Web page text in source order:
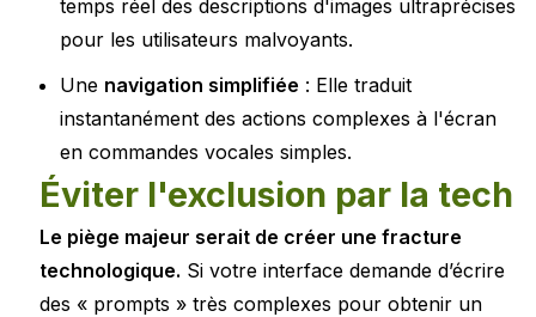
temps réel des descriptions d'images ultraprécises
pour les utilisateurs malvoyants.
Une navigation simplifiée : Elle traduit
instantanément des actions complexes à l'écran
en commandes vocales simples.
Éviter l'exclusion par la tech
Le piège majeur serait de créer une fracture
technologique. Si votre interface demande d’écrire
des « prompts » très complexes pour obtenir un